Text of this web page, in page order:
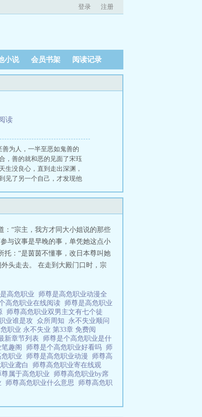
登录 注册
小说 会员书架 阅读记录
读
为人，一半至恶如鬼善的
，善的就和恶的见面了宋珏
生没良心，直到走出深渊，
见了另一个自己，才发现他
境也不会放弃 师尊是高危
：“宗主，我方才同大小姐说的那些
与议事是早晚的事，单凭她这点小
托：“是茵茵不懂事，改日本尊叫她
头走去。 在走到大殿门口时，宗
高危职业 师尊是高危职业动漫全
高危职业在线阅读 师尊是高危职业
师尊高危职业双男主文有七个徒
业谁是攻 众所周知 永不失业顺问
职业 永不失业 第33章 免费阅
新章节列表 师尊是个高危职业是什
笔趣阁 师尊是个高危职业好看吗 师
危职业 师尊是高危职业动漫 师尊高
业鸢白 师尊高危职业寄在线观
尊属于高危职业 师尊高危职业by席
师尊高危职业什么意思 师尊高危职